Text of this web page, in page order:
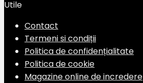
Utile
Contact
Termeni si condiții
Politica de confidențialitate
Politica de cookie
Magazine online de incredere